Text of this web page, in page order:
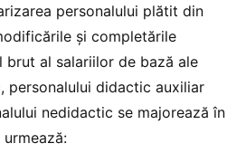
personalului plătit din
şi completările
brut al salariilor de bază ale
personalului didactic auxiliar
nedidactic se majorează în